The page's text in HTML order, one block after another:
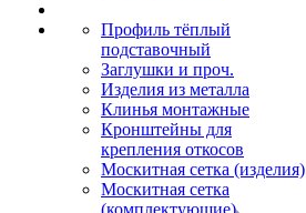
Профиль тёплый
подставочный
Заглушки и проч.
Изделия из металла
Клинья монтажные
Кронштейны для
крепления откосов
Москитная сетка (изделия)
Москитная сетка
(комплектующие)